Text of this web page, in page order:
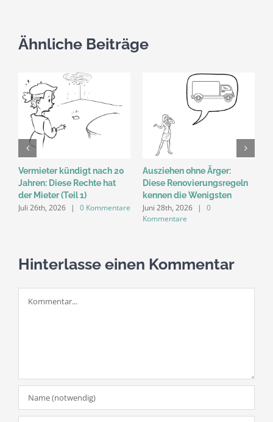
Ähnliche Beiträge
Vermieter kündigt nach 20
Jahren: Diese Rechte hat
der Mieter (Teil 1)
Juli 26th, 2026 | 0 Kommentare
Ausziehen ohne Ärger:
Diese Renovierungsregeln
kennen die Wenigsten
Juni 28th, 2026 |
0
Kommentare
Hinterlasse einen Kommentar